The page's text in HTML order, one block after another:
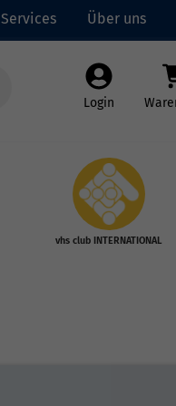
Services Über uns
Login
vhs club INTERNATIONAL